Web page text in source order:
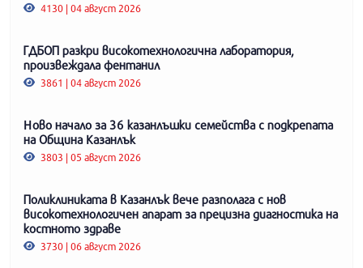
4130 | 04 август 2026
ГДБОП разкри високотехнологична лаборатория,
произвеждала фентанил
3861 | 04 август 2026
Ново начало за 36 казанлъшки семейства с подкрепата
на Община Казанлък
3803 | 05 август 2026
Поликлиниката в Казанлък вече разполага с нов
високотехнологичен апарат за прецизна диагностика на
костното здраве
3730 | 06 август 2026